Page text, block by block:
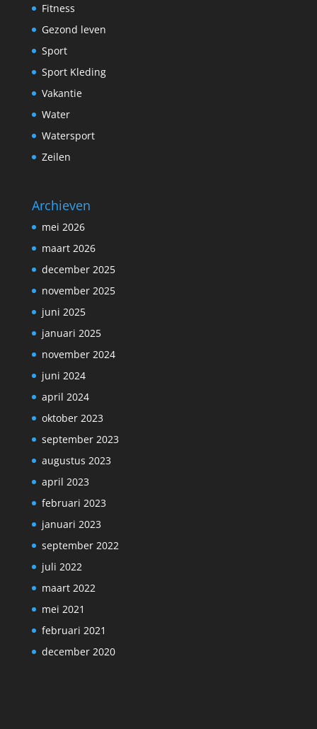
Fitness
Gezond leven
Sport
Sport Kleding
Vakantie
Water
Watersport
Zeilen
Archieven
mei 2026
maart 2026
december 2025
november 2025
juni 2025
januari 2025
november 2024
juni 2024
april 2024
oktober 2023
september 2023
augustus 2023
april 2023
februari 2023
januari 2023
september 2022
juli 2022
maart 2022
mei 2021
februari 2021
december 2020